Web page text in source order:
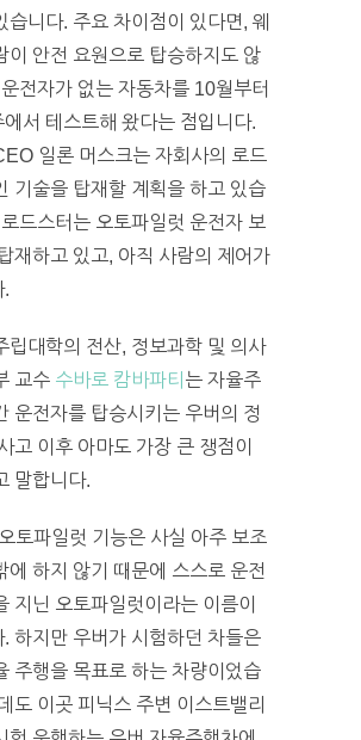
습니다. 주요 차이점이 있다면, 웨
이 안전 요원으로 탑승하지도 않
전자가 없는 자동차를 10월부터
에서 테스트해 왔다는 점입니다.
일론 머스크는 자회사의 로드
기술을 탑재할 계획을 하고 있습
드스터는 오토파일럿 운전자 보
재하고 있고, 아직 사람의 제어가
.
립대학의 전산, 정보과학 및 의사
교수 수바로 캄바파티 는 자율주
운전자를 탑승시키는 우버의 정
고 이후 아마도 가장 큰 쟁점이
말합니다.
토파일럿 기능은 사실 아주 보조
에 하지 않기 때문에 스스로 운전
지닌 오토파일럿이라는 이름이
하지만 우버가 시험하던 차들은
주행을 목표로 하는 차량이었습
도 이곳 피닉스 주변 이스트밸리